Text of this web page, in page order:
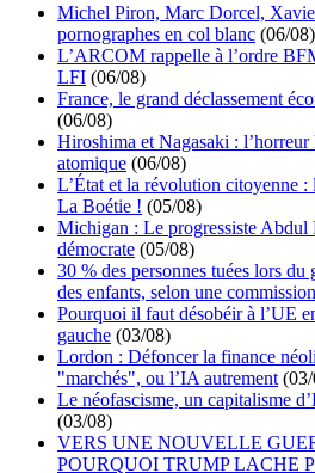
Michel Piron, Marc Dorcel,
pornographes en col blanc (06/08)
L’ARCOM rappelle à l’ordre
LFI (06/08)
France, le grand déclassement
(06/08)
Hiroshima et Nagasaki :
atomique (06/08)
L’État et la révolution citoyenne
La Boétie ! (05/08)
Michigan : Le progressiste Abdul
démocrate (05/08)
30 % des personnes tuées lors du
des enfants, selon une
Pourquoi il faut désobéir à l’UE
gauche (03/08)
Lordon : Défoncer la finance
"marchés", ou l’IA autrement
Le néofascisme, un capitalisme
(03/08)
VERS UNE NOUVELLE
POURQUOI TRUMP LACHE